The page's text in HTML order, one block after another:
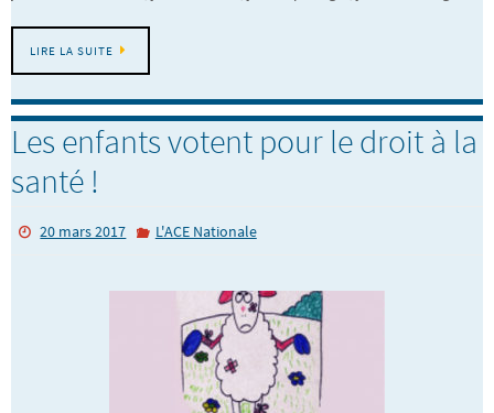
LIRE LA SUITE
Les enfants votent pour le droit à la
santé !
20 mars 2017 L'ACE Nationale